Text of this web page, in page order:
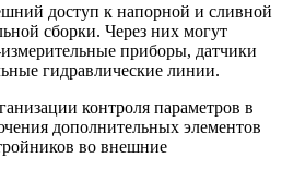
доступ к напорной и сливной
сборки. Через них могут
приборы, датчики
гидравлические линии.
контроля параметров в
дополнительных элементов
во внешние